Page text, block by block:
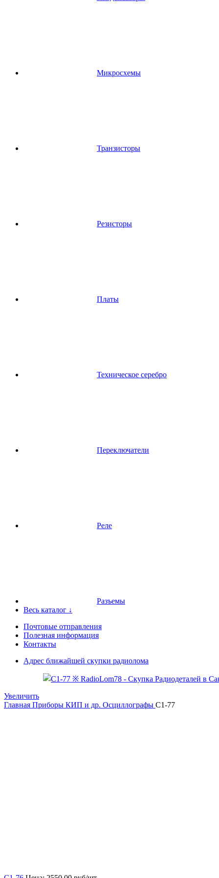
Микросхемы
Транзисторы
Резисторы
Платы
Техническое серебро
Переключатели
Реле
Разъемы
Весь каталог ↓
Почтовые отправления
Полезная информация
Контакты
Адрес ближайшей скупки радиолома
Увеличить
Главная Приборы КИП и др. Осциллографы С1-77